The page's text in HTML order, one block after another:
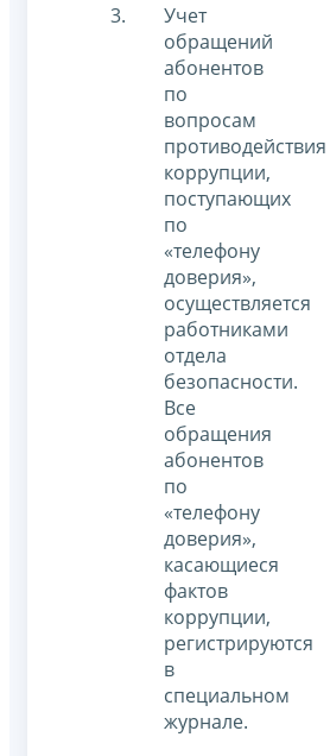
Учет
обращений
абонентов
по
вопросам
противодействия
коррупции,
поступающих
по
«телефону
доверия»,
осуществляется
работниками
отдела
безопасности.
Все
обращения
абонентов
по
«телефону
доверия»,
касающиеся
фактов
коррупции,
регистрируются
в
специальном
журнале.